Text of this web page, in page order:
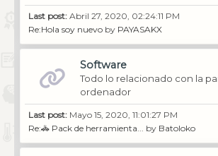
Last post: Abril 27, 2020, 02:24:11 PM
Re:Hola soy nuevoby PAYASAKX
Software
Todo lo relacionado con la
ordenador
Last post: Mayo 15, 2020, 11:01:27 PM
Re:🚓 Pack de herramienta...
by Batoloko